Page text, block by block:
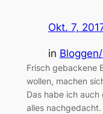
Okt. 7,
in
Frisch gebackene
wollen, machen
Das habe ich
alles